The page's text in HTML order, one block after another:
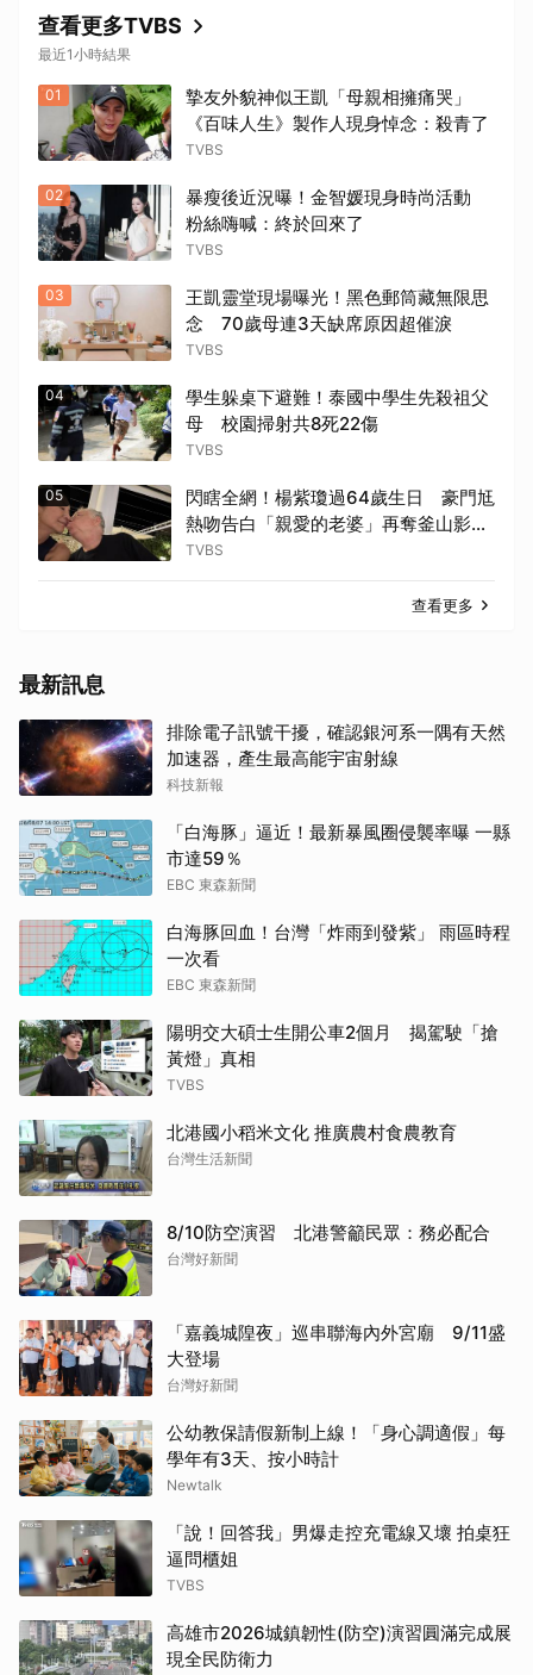
查看更多TVBS
最近1小時結果
01
摯友外貌神似王凱「母親相擁痛哭」
《百味人生》製作人現身悼念：殺青了
TVBS
02
暴瘦後近況曝！金智媛現身時尚活動
粉絲嗨喊：終於回來了
TVBS
03
王凱靈堂現場曝光！黑色郵筒藏無限思
念 70歲母連3天缺席原因超催淚
TVBS
04
學生躲桌下避難！泰國中學生先殺祖父
母 校園掃射共8死22傷
TVBS
05
閃瞎全網！楊紫瓊過64歲生日 豪門尪
熱吻告白「親愛的老婆」再奪釜山影展
大獎
TVBS
查看更多
最新訊息
排除電子訊號干擾，確認銀河系一隅有天然
加速器，產生最高能宇宙射線
科技新報
「白海豚」逼近！最新暴風圈侵襲率曝 一縣
市達59％
EBC 東森新聞
白海豚回血！台灣「炸雨到發紫」 雨區時程
一次看
EBC 東森新聞
陽明交大碩士生開公車2個月 揭駕駛「搶
黃燈」真相
TVBS
北港國小稻米文化 推廣農村食農教育
台灣生活新聞
8/10防空演習 北港警籲民眾：務必配合
台灣好新聞
「嘉義城隍夜」巡串聯海內外宮廟 9/11盛
大登場
台灣好新聞
公幼教保請假新制上線！「身心調適假」每
學年有3天、按小時計
Newtalk
「說！回答我」男爆走控充電線又壞 拍桌狂
逼問櫃姐
TVBS
高雄市2026城鎮韌性(防空)演習圓滿完成展
現全民防衛力